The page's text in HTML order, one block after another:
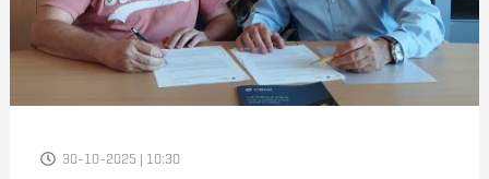
30-10-2025 | 10:30